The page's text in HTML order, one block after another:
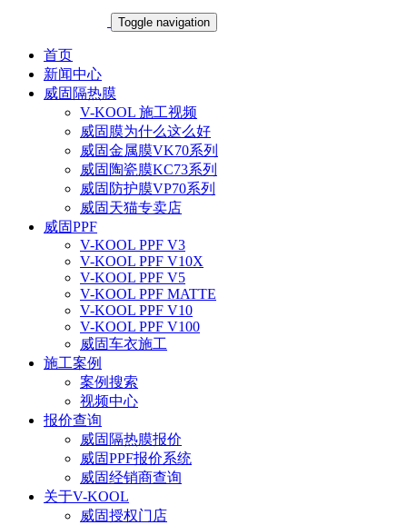
Toggle navigation
首页
新闻中心
威固隔热膜
V-KOOL 施工视频
威固膜为什么这么好
威固金属膜VK70系列
威固陶瓷膜KC73系列
威固防护膜VP70系列
威固天猫专卖店
威固PPF
V-KOOL PPF V3
V-KOOL PPF V10X
V-KOOL PPF V5
V-KOOL PPF MATTE
V-KOOL PPF V10
V-KOOL PPF V100
威固车衣施工
施工案例
案例搜索
视频中心
报价查询
威固隔热膜报价
威固PPF报价系统
威固经销商查询
关于V-KOOL
威固授权门店